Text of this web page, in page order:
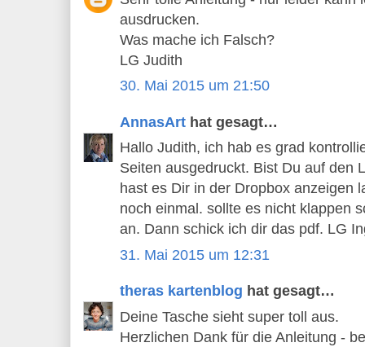
ausdrucken.
Was mache ich Falsch?
LG Judith
30. Mai 2015 um 21:50
AnnasArt hat gesagt…
Hallo Judith, ich hab es grad
Seiten ausgedruckt. Bist Du auf den
hast es Dir in der Dropbox anzeigen
noch einmal. sollte es nicht klappen
an. Dann schick ich dir das pdf. LG
31. Mai 2015 um 12:31
theras kartenblog hat gesagt…
Deine Tasche sieht super toll aus.
Herzlichen Dank für die Anleitung -